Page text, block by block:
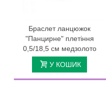
Браслет ланцюжок
"Панцирне" плетіння
0,5/18,5 см медзолото
У КОШИК